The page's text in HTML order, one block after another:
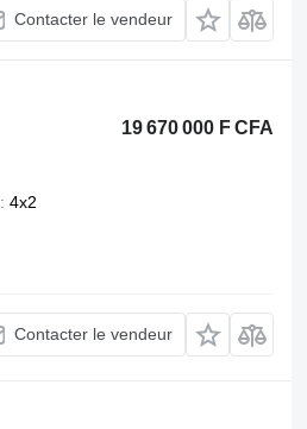
Contacter le vendeur
19 670 000 F CFA
4x2
Contacter le vendeur